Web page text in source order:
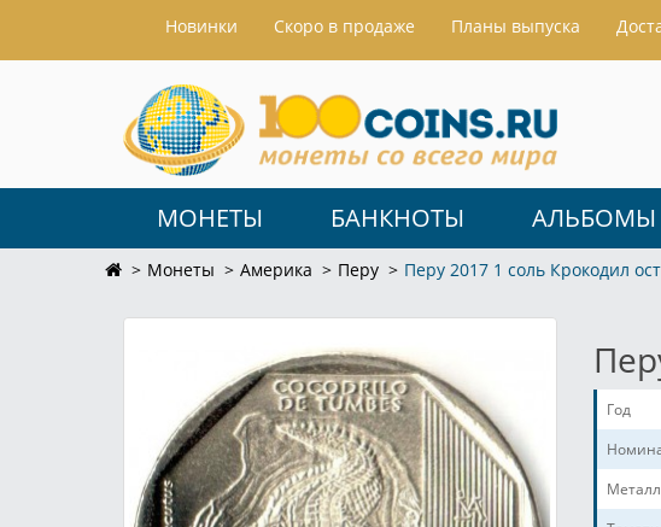
Hовинки Скоро в продаже Планы выпуска
МОНЕТЫ БАНКНОТЫ АЛЬБОМЫ
Монеты Америка Перу Перу 2017 1 соль Крокодил
Год
Металл